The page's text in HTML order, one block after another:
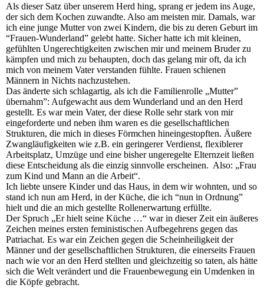
Als dieser Satz über unserem Herd hing, sprang er jedem ins Auge,
der sich dem Kochen zuwandte. Also am meisten mir. Damals, war
ich eine junge Mutter von zwei Kindern, die bis zu deren Geburt im
“Frauen-Wunderland” gelebt hatte. Sicher hatte ich mit kleinen,
gefühlten Ungerechtigkeiten zwischen mir und meinem Bruder zu
kämpfen und mich zu behaupten, doch das gelang mir oft, da ich
mich von meinem Vater verstanden fühlte. Frauen schienen
Männern in Nichts nachzustehen.
Das änderte sich schlagartig, als ich die Familienrolle „Mutter”
übernahm”: Aufgewacht aus dem Wunderland und an den Herd
gestellt. Es war mein Vater, der diese Rolle sehr stark von mir
eingeforderte und neben ihm waren es die gesellschaftlichen
Strukturen, die mich in dieses Förmchen hineingestopften. Äußere
Zwangläufigkeiten wie z.B. ein geringerer Verdienst, flexiblerer
Arbeitsplatz, Umzüge und eine bisher ungeregelte Elternzeit ließen
diese Entscheidung als die einzig sinnvolle erscheinen. Also: „Frau
zum Kind und Mann an die Arbeit“.
Ich liebte unsere Kinder und das Haus, in dem wir wohnten, und so
stand ich nun am Herd, in der Küche, die ich “nun in Ordnung”
hielt und die an mich gestellte Rollenerwartung erfüllte.
Der Spruch „Er hielt seine Küche …“ war in dieser Zeit ein äußeres
Zeichen meines ersten feministischen Aufbegehrens gegen das
Patriachat. Es war ein Zeichen gegen die Scheinheiligkeit der
Männer und der gesellschaftlichen Strukturen, die einerseits Frauen
nach wie vor an den Herd stellten und gleichzeitig so taten, als hätte
sich die Welt verändert und die Frauenbewegung ein Umdenken in
die Köpfe gebracht.